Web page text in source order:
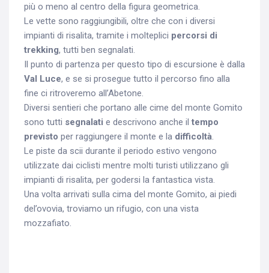
più o meno al centro della figura geometrica.
Le vette sono raggiungibili, oltre che con i diversi
impianti di risalita, tramite i molteplici percorsi di
trekking, tutti ben segnalati.
Il punto di partenza per questo tipo di escursione è dalla
Val Luce, e se si prosegue tutto il percorso fino alla
fine ci ritroveremo all’Abetone.
Diversi sentieri che portano alle cime del monte Gomito
sono tutti segnalati e descrivono anche il tempo
previsto per raggiungere il monte e la difficoltà
Le piste da scii durante il periodo estivo vengono
utilizzate dai ciclisti mentre molti turisti utilizzano gli
impianti di risalita, per godersi la fantastica vista.
Una volta arrivati sulla cima del monte Gomito, ai piedi
del’ovovia, troviamo un rifugio, con una vista
mozzafiato.